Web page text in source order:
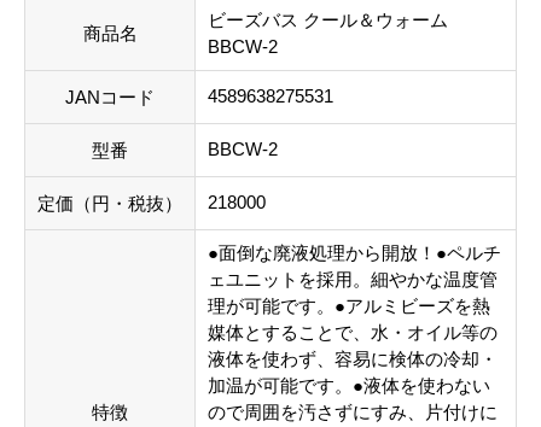
商品名
ビーズバス クール＆ウォーム
BBCW-2
JANコード 4589638275531
型番 BBCW-2
定価（円・税抜） 218000
特徴
●面倒な廃液処理から開放！●ペルチ
ェユニットを採用。細やかな温度管
理が可能です。●アルミビーズを熱
媒体とすることで、水・オイル等の
液体を使わず、容易に検体の冷却・
加温が可能です。●液体を使わない
ので周囲を汚さずにすみ、片付けに